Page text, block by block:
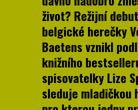
život? Režijní debut
belgické herečky
Baetens vznikl
knižního
spisovatelky Lize
sleduje mladičkou